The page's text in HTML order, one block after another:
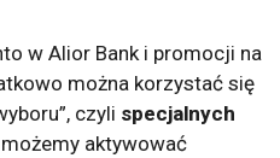
w Alior Bank i promocji na
można korzystać się
czyli specjalnych
aktywować